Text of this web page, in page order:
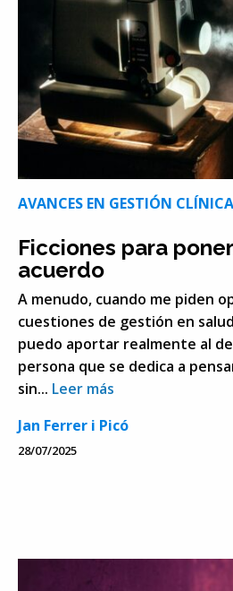
AVANCES EN GESTIÓN CLÍNICA
Ficciones para
acuerdo
A menudo, cuando me piden
cuestiones de gestión en
puedo aportar realmente al
persona que se dedica a
sin... Leer más
Jan Ferrer i Picó
28/07/2025